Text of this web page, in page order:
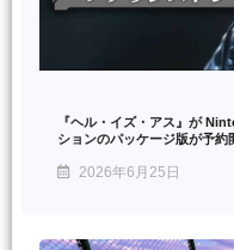
『ヘル・イズ・アス』が
ションのパッケージ版が予約
2026年6月25日